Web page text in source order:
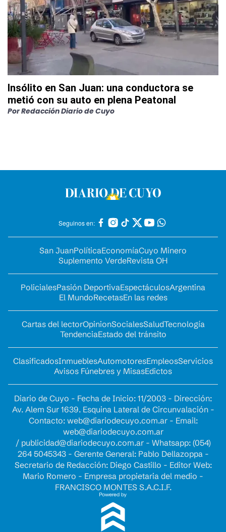
Insólito en San Juan: una conductora se
metió con su auto en plena Peatonal
PorRedacción Diario de Cuyo
Seguinos en:
San JuanPolíticaEconomíaCuyo Minero
Suplemento VerdeRevista OH
PolicialesPasión DeportivaEspectáculosArgentina
El MundoRecetasEn las redes
Cartas del lectorOpinionSocialesSaludTecnología
TendenciaEstado del tránsito
ClasificadosInmueblesAutomotoresEmpleosServicios
Avisos Fúnebres y MisasEdictos
Diario de Cuyo - Fecha de Inicio: 11/2003 - Dirección:
Av. Alem Sur 1639. Esquina Lateral de Circunvalación -
Contacto: web@diariodecuyo.com.ar- Email:
web@diariodecuyo.com.ar
/ publicidad@diariodecuyo.com.ar- Whatsapp: (054)
264 5045343 - Gerente General: Pablo Dellazoppa -
Secretario de Redacción: Diego Castillo - Editor Web:
Mario Romero - Empresa propietaria del medio -
FRANCISCO MONTES S.A.C.I.F.